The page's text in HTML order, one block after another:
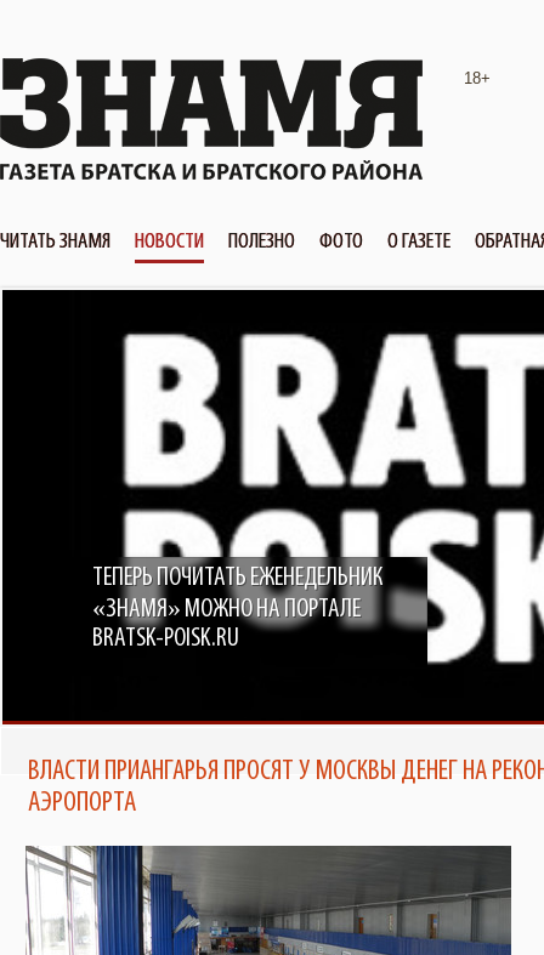
18+
ЧИТАТЬ ЗНАМЯ НОВОСТИ ПОЛЕЗНО ФОТО О ГАЗЕТЕ
ТЕПЕРЬ ПОЧИТАТЬ ЕЖЕНЕДЕЛЬНИК
«ЗНАМЯ» МОЖНО НА ПОРТАЛЕ
BRATSK-POISK.RU
ВЛАСТИ ПРИАНГАРЬЯ ПРОСЯТ У МОСКВЫ ДЕНЕГ НА
АЭРОПОРТА